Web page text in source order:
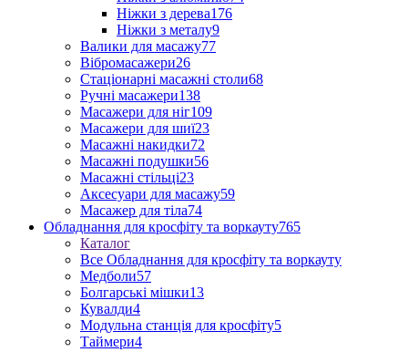
Ніжки з дерева176
Ніжки з металу9
Валики для масажу77
Вібромасажери26
Стаціонарні масажні столи68
Ручні масажери138
Масажери для ніг109
Масажери для шиї23
Масажні накидки72
Масажні подушки56
Масажні стільці23
Аксесуари для масажу59
Масажер для тіла74
Обладнання для кросфіту та воркауту765
Каталог
Все Обладнання для кросфіту та воркауту
Медболи57
Болгарські мішки13
Кувалди4
Модульна станція для кросфіту5
Таймери4